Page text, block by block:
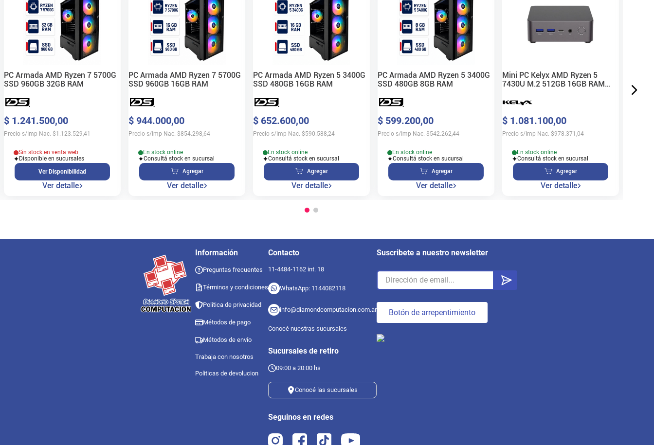
PC Armada AMD Ryzen 7 5700G
SSD 960GB 32GB RAM
$ 1.241.500,00
Precio s/Imp Nac. $1.123.529,41
Sin stock en venta web
Disponible en sucursales
Ver Disponibilidad
Ver detalle
PC Armada AMD Ryzen 7 5700G
SSD 960GB 16GB RAM
$ 944.000,00
Precio s/Imp Nac. $854.298,64
En stock online
Consultá stock en sucursal
Agregar
Ver detalle
PC Armada AMD Ryzen 5 3400G
SSD 480GB 16GB RAM
$ 652.600,00
Precio s/Imp Nac. $590.588,24
En stock online
Consultá stock en sucursal
Agregar
Ver detalle
PC Armada AMD Ryzen 5 3400G
SSD 480GB 8GB RAM
$ 599.200,00
Precio s/Imp Nac. $542.262,44
En stock online
Consultá stock en sucursal
Agregar
Ver detalle
Mini PC Kelyx AMD Ryzen 5
7430U M.2 512GB 16GB RAM
$ 1.081.100,00
Precio s/Imp Nac. $978.371,04
En stock online
Consultá stock en sucursal
Agregar
Ver detalle
Información
Preguntas frecuentes
Términos y condiciones
Política de privacidad
Métodos de pago
Métodos de envío
Trabaja con nosotros
Politicas de devolucion
Contacto
11-4484-1162 int. 18
WhatsApp: 1144082118
info@diamondcomputacion.com.ar
Conocé nuestras sucursales
Sucursales de retiro
09:00 a 20:00 hs
Conocé las sucursales
Seguinos en redes
Suscribete a nuestro newsletter
Botón de arrepentimiento